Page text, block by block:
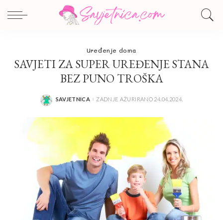
Uređenje doma
SAVJETI ZA SUPER UREĐENJE STANA
BEZ PUNO TROŠKA
POSTED
SAVJETNICA ZADNJE AŽURIRANO 24.04.2024.